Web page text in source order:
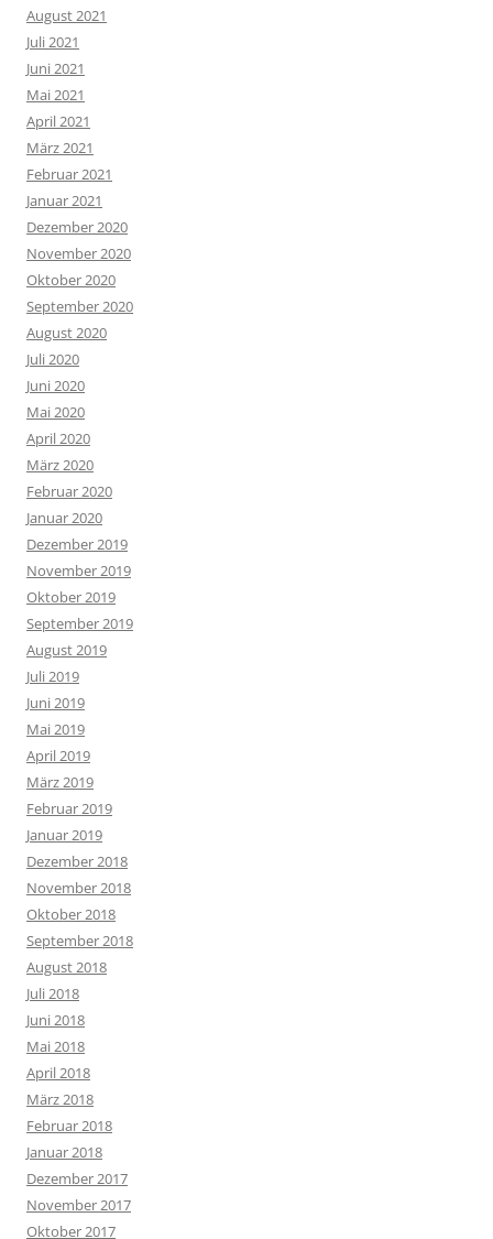
August 2021
Juli 2021
Juni 2021
Mai 2021
April 2021
März 2021
Februar 2021
Januar 2021
Dezember 2020
November 2020
Oktober 2020
September 2020
August 2020
Juli 2020
Juni 2020
Mai 2020
April 2020
März 2020
Februar 2020
Januar 2020
Dezember 2019
November 2019
Oktober 2019
September 2019
August 2019
Juli 2019
Juni 2019
Mai 2019
April 2019
März 2019
Februar 2019
Januar 2019
Dezember 2018
November 2018
Oktober 2018
September 2018
August 2018
Juli 2018
Juni 2018
Mai 2018
April 2018
März 2018
Februar 2018
Januar 2018
Dezember 2017
November 2017
Oktober 2017